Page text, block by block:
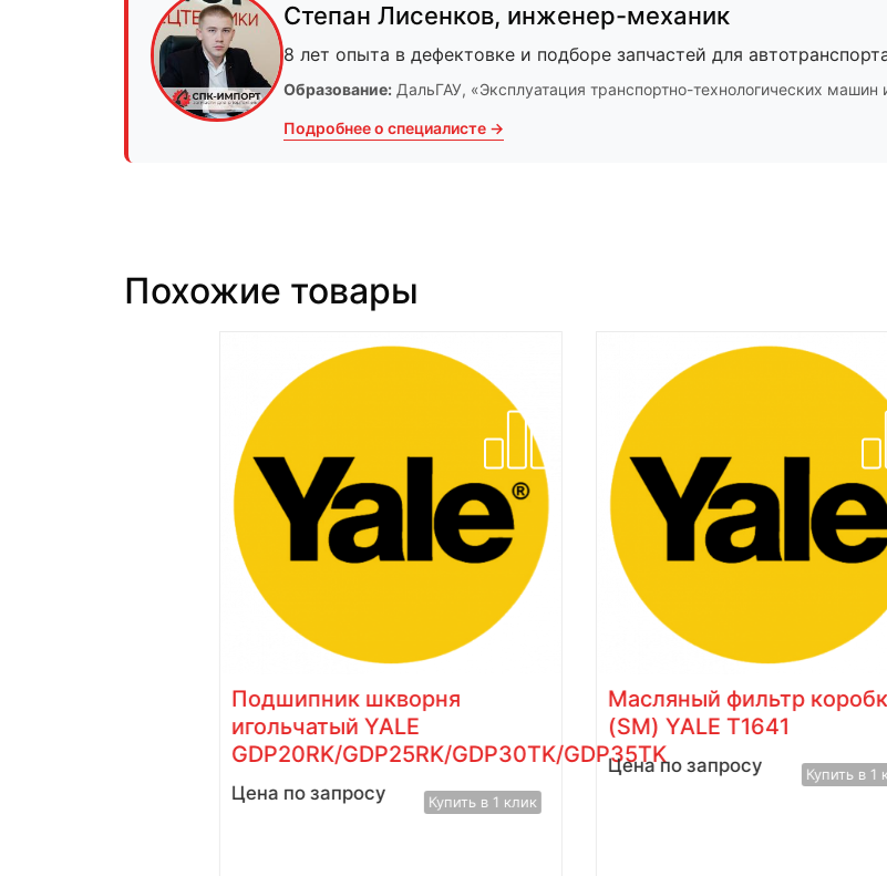
Степан Лисенков, инженер-механик
8 лет опыта в дефектовке и подборе запчастей для
Образование: ДальГАУ, «Эксплуатация транспортно-технологических машин
Подробнее о специалисте →
Похожие товары
Подшипник шкворня
игольчатый YALE
GDP20RK/GDP25RK/GDP30TK/GDP35TK
Цена по запросу Купить в 1 клик
Масляный фильтр
(SM) YALE T1641
Цена по запросу Купить в 1